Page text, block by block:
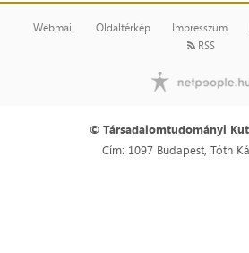
Webmail Oldaltérkép Impresszum
RSS
© Társadalomtudományi
Cím: 1097 Budapest, Tóth